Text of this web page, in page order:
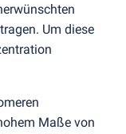
Um diese
Maße von